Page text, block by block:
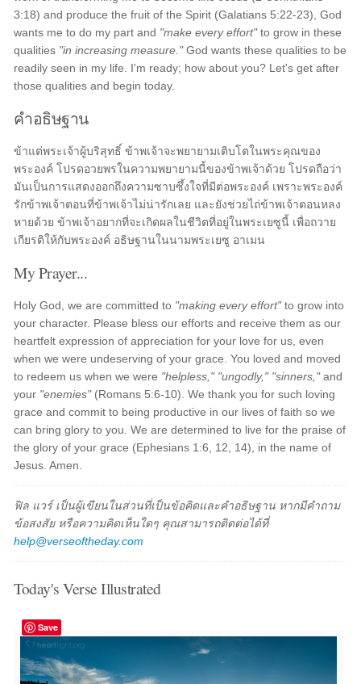
3:18) and produce the fruit of the Spirit (Galatians 5:22-23), God
wants me to do my part and "make every effort"to grow in these
qualities "in increasing measure."God wants these qualities to be
readily seen in my life. I'm ready; how about you? Let's get after
those qualities and begin today.
คำอธิษฐาน
ข้าแต่พระเจ้าผู้บริสุทธิ์ ข้าพเจ้าจะพยายามเติบโตในพระคุณของ
พระองค์ โปรดอวยพรในความพยายามนี้ของข้าพเจ้าด้วย โปรดถือว่า
มันเป็นการแสดงออกถึงความซาบซึ้งใจที่มีต่อพระองค์ เพราะพระองค์
รักข้าพเจ้าตอนที่ข้าพเจ้าไม่น่ารักเลย และยังช่วยไถ่ข้าพเจ้าตอนหลง
หายด้วย ข้าพเจ้าอยากที่จะเกิดผลในชีวิตที่อยู่ในพระเยซูนี้ เพื่อถวาย
เกียรติให้กับพระองค์ อธิษฐานในนามพระเยซู อาเมน
My Prayer...
Holy God, we are committed to "making every effort"to grow into
your character. Please bless our efforts and receive them as our
heartfelt expression of appreciation for your love for us, even
when we were undeserving of your grace. You loved and moved
to redeem us when we were "helpless," "ungodly," "sinners,"and
your "enemies"(Romans 5:6-10). We thank you for such loving
grace and commit to being productive in our lives of faith so we
can bring glory to you. We are determined to live for the praise of
the glory of your grace (Ephesians 1:6, 12, 14), in the name of
Jesus. Amen.
ฟิล แวร์ เป็นผู้เขียนในส่วนที่เป็นข้อคิดและคำอธิษฐาน หากมีคำถาม
ข้อสงสัย หรือความคิดเห็นใดๆ คุณสามารถติดต่อได้ที่
help@verseoftheday.com
Today's Verse Illustrated
Save